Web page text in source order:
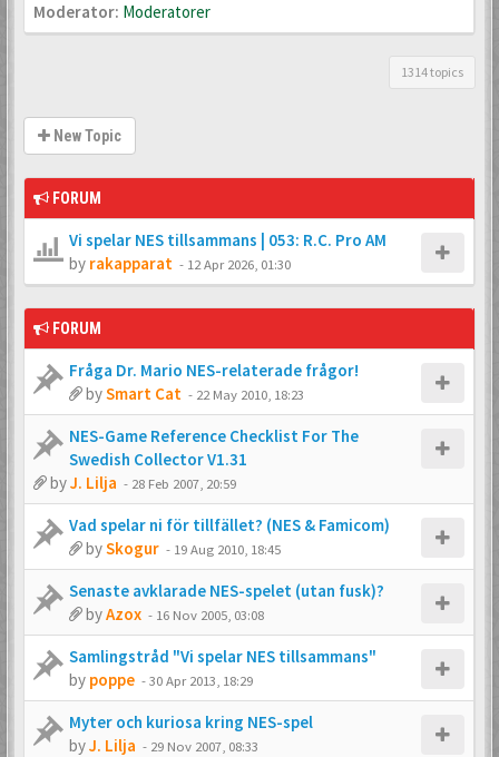
Moderator: Moderatorer
1314 topics
New Topic
FORUM
Vi spelar NES tillsammans | 053: R.C. Pro AM
by rakapparat - 12 Apr 2026, 01:30
FORUM
Fråga Dr. Mario NES-relaterade frågor!
bySmart Cat - 22 May 2010, 18:23
NES-Game Reference Checklist For The
Swedish Collector V1.31
byJ. Lilja - 28 Feb 2007, 20:59
Vad spelar ni för tillfället? (NES & Famicom)
bySkogur - 19 Aug 2010, 18:45
Senaste avklarade NES-spelet (utan fusk)?
byAzox - 16 Nov 2005, 03:08
Samlingstråd "Vi spelar NES tillsammans"
by poppe -30 Apr 2013, 18:29
Myter och kuriosa kring NES-spel
byJ. Lilja - 29 Nov 2007, 08:33